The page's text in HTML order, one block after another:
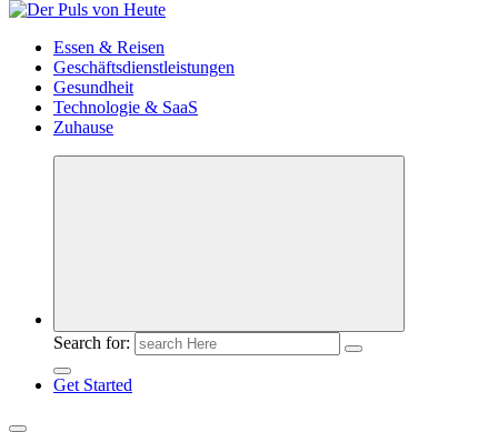
Meldungen die Resonanz finden
Essen & Reisen
Geschäftsdienstleistungen
Gesundheit
Technologie & SaaS
Zuhause
Search for:
Get Started